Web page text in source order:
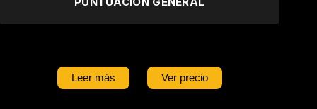
Leer más Ver precio